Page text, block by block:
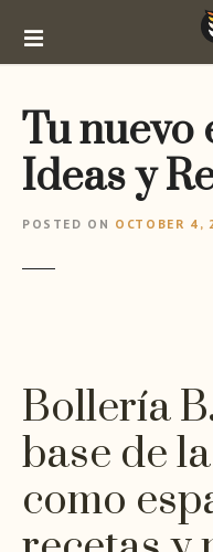
i
Tu nuevo
Ideas y
POSTED ON OCTOBER 4,
Bollería
base de
como